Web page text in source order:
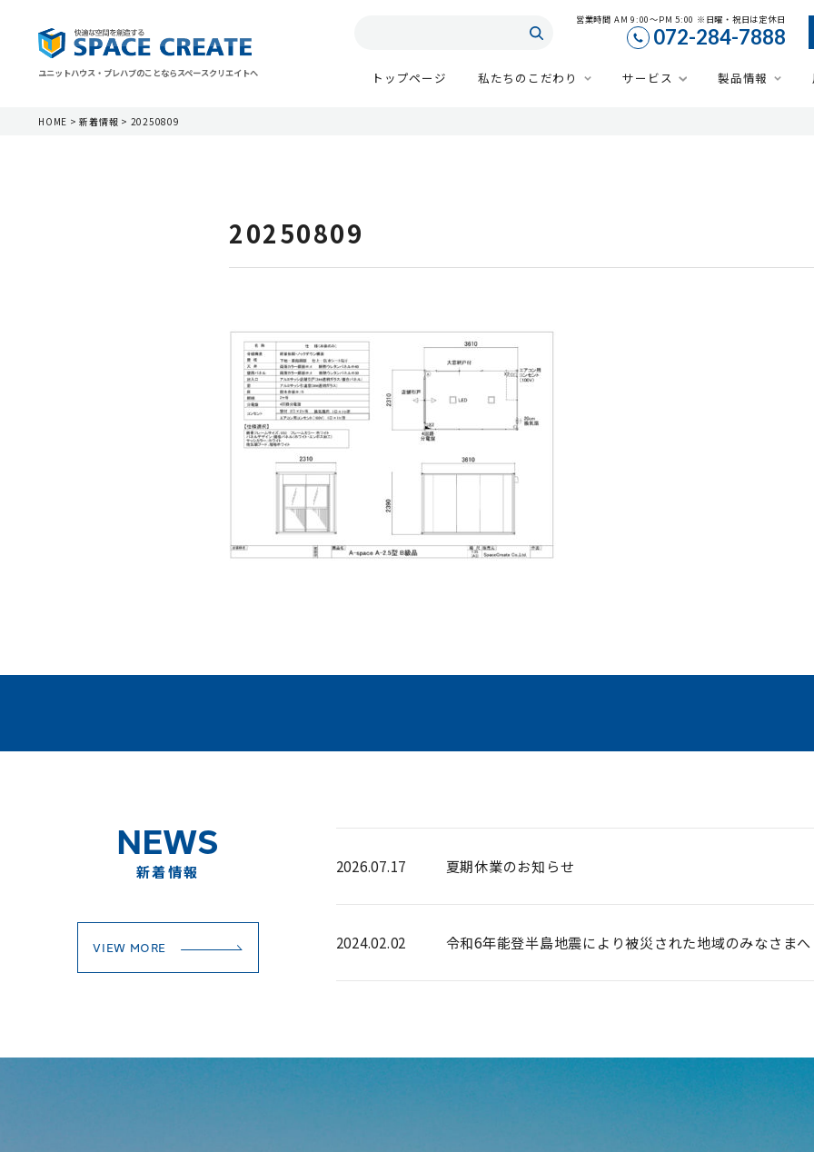
ユニットハウス・プレハブのことならスペースクリエイトへ
営業時間 AM 9:00～PM 5:00 ※日曜・祝日は定休日
072-284-7888
トップページ 私たちのこだわり サービス 製品情報
HOME >新着情報 > 20250809
20250809
NEWS
新着情報
VIEW MORE
2026.07.17 夏期休業のお知らせ
2024.02.02 令和6年能登半島地震により被災された地域のみなさまへ